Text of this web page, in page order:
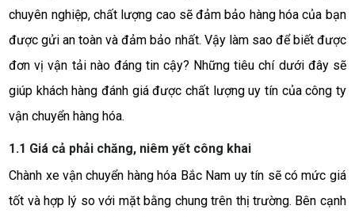
chuyên nghiệp, chất lượng cao sẽ đảm bảo hàng hóa của bạn
được gửi an toàn và đảm bảo nhất. Vậy làm sao để biết được
đơn vị vận tải nào đáng tin cậy? Những tiêu chí dưới đây sẽ
giúp khách hàng đánh giá được chất lượng uy tín của công ty
vận chuyển hàng hóa.
1.1 Giá cả phải chăng, niêm yết công khai
Chành xe vận chuyển hàng hóa Bắc Nam uy tín sẽ có mức giá
tốt và hợp lý so với mặt bằng chung trên thị trường. Bên cạnh